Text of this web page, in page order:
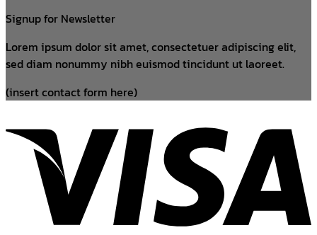
Signup for Newsletter
Lorem ipsum dolor sit amet, consectetuer adipiscing elit,
sed diam nonummy nibh euismod tincidunt ut laoreet.
(insert contact form here)